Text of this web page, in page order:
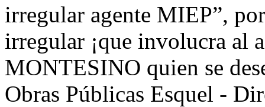
irregular agente MIEP”,
irregular ¡que involucra al
MONTESINO quien se
Obras Públicas Esquel -